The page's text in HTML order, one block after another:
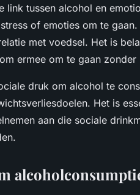
link tussen alcohol en
of emoties om te
met voedsel. Het is
ermee om te gaan
druk om alcohol te
Het is
aan die sociale